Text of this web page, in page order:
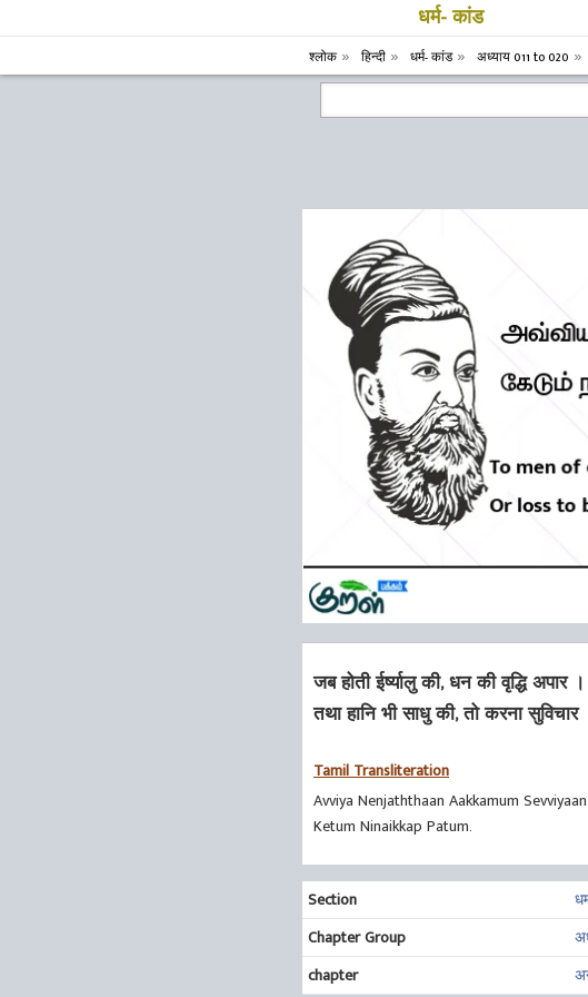
धर्म- कांड
श्लोक हिन्दी धर्म- कांड अध्याय 011 to 020
जब होती ईर्ष्यालु की, धन की वृद्धि अपार ।
तथा हानि भी साधु की, तो करना सुविचार
Tamil Transliteration
Avviya Nenjaththaan Aakkamum Sevviyaan
Ketum Ninaikkap Patum.
Section
Chapter Group
chapter